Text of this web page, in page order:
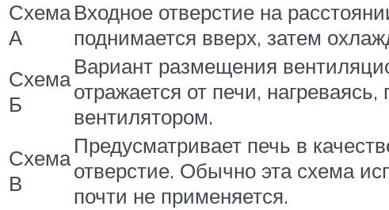
Схема
А
Входное отверстие на
поднимается вверх, затем
Схема
Б
Вариант размещения
отражается от печи,
вентилятором.
Схема
В
Предусматривает печь в
отверстие. Обычно эта схема
почти не применяется.